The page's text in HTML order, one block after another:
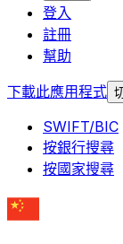
登入
註冊
幫助
下載此應用程式
SWIFT/BIC
按銀行搜尋
按國家搜尋